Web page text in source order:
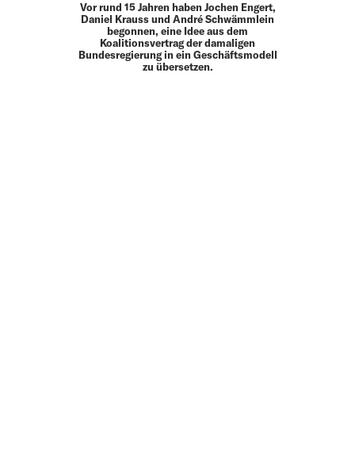
Vor rund 15 Jahren haben Jochen Engert,
Daniel Krauss und André Schwämmlein
begonnen, eine Idee aus dem
Koalitionsvertrag der damaligen
Bundesregierung in ein Geschäftsmodell
zu übersetzen.